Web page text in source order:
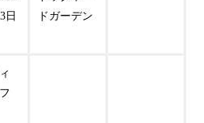
日
ドガーデン